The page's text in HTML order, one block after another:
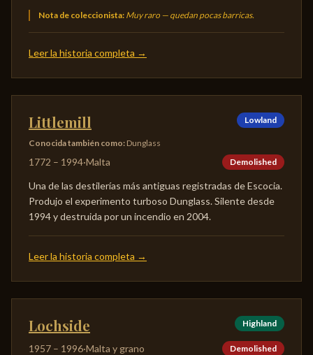
Nota de coleccionista: Muy raro — quedan pocas barricas.
Leer la historia completa →
Littlemill Lowland
Conocida también como: Dunglass
1772 – 1994·Malta Demolished
Una de las destilerías más antiguas registradas de Escocia.
Produjo el experimento turboso Dunglass. Silente desde
1994 y destruida por un incendio en 2004.
Leer la historia completa →
Lochside Highland
1957 – 1996·Malta y grano Demolished